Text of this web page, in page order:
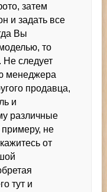
затем
и задать все
Вы
то
Не следует
менеджера
продавца,
и
различные
не
от
тут и